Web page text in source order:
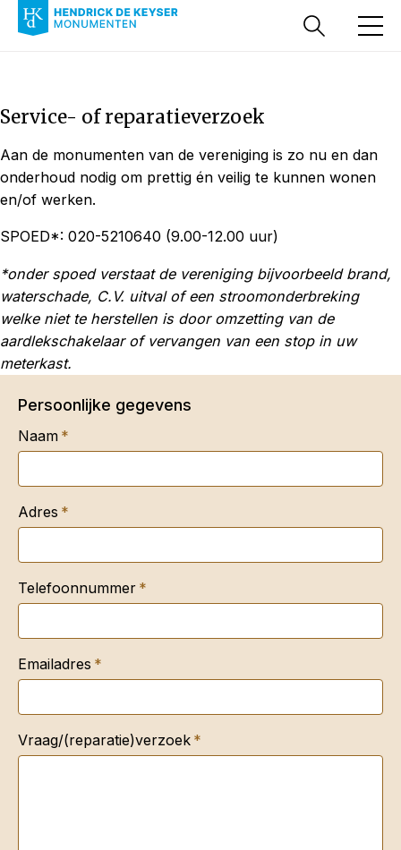
Service- of reparatieverzoek
Aan de monumenten van de vereniging is zo nu en dan
onderhoud nodig om prettig én veilig te kunnen wonen
en/of werken.
SPOED*: 020-5210640 (9.00-12.00 uur)
*onder spoed verstaat de vereniging bijvoorbeeld brand,
waterschade, C.V. uitval of een stroomonderbreking
welke niet te herstellen is door omzetting van de
aardlekschakelaar of vervangen van een stop in uw
meterkast.
Persoonlijke gegevens
Naam
Adres
Telefoonnummer
Emailadres
Vraag/(reparatie)verzoek